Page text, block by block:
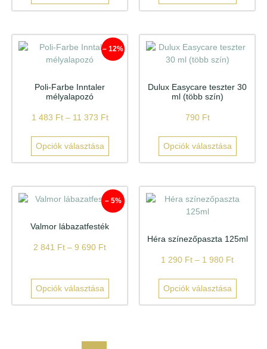
– 12%
Poli-Farbe Inntaler
mélyalapozó
1 483 Ft – 11 373 Ft
Opciók választása
Dulux Easycare teszter 30
ml (több szín)
790 Ft
Opciók választása
– 5%
Valmor lábazatfesték
2 841 Ft – 9 690 Ft
Opciók választása
Héra színezőpaszta 125ml
1 290 Ft – 1 980 Ft
Opciók választása